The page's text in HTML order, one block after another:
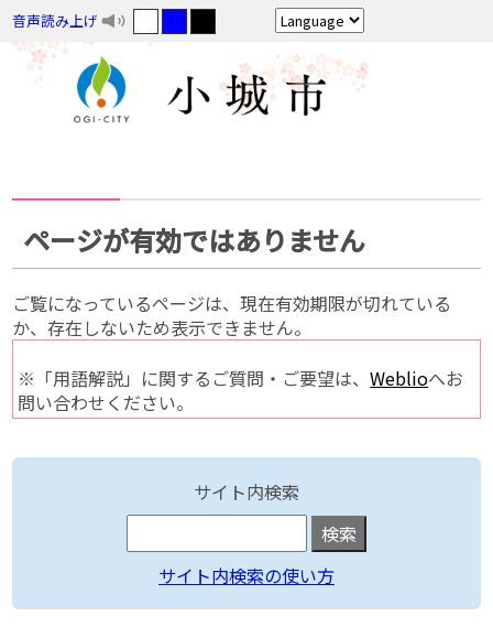
音声読み上げ
ページが有効ではありません
ご覧になっているページは、現在有効期限が切れている
か、存在しないため表示できません。
※「用語解説」に関するご質問・ご要望は、Weblioへお
問い合わせください。
サイト内検索
サイト内検索の使い方